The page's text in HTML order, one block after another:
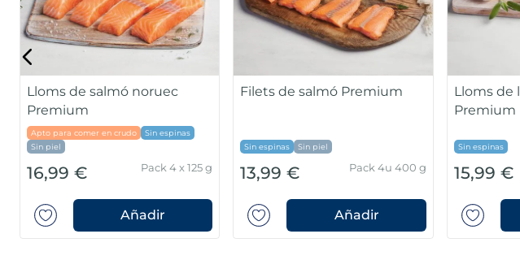
3,99 € Pack 500g
Añadir
6,99 € Bossa 360g
Añadir
12,99 €